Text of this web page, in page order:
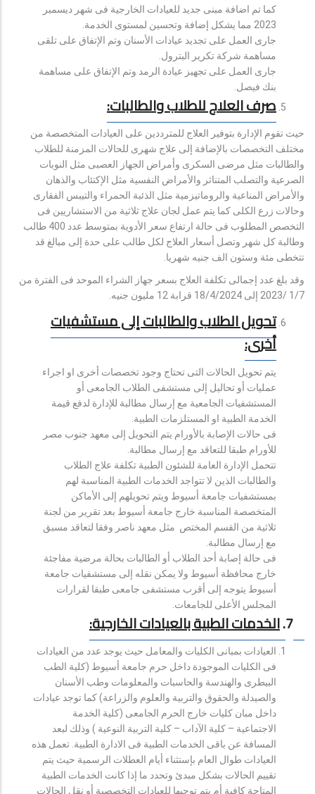
كما تم اضافة مبنى جديد للعيادات الخارجية فى شهر ديسمبر
2023 مما يشكل إضافة وتحسين لمستوى الخدمة.
جارى العمل على تجديد عيادات الأسنان وتم الإتفاق على تلقى
مساهمة شركة تكرير البترول.
جارى العمل على تجهيز عيادة الرمد وتم الإتفاق على مساهمة
بنك فيصل.
صرف العلاج للطلاب والطالبات:
حيث تقوم الإدارة بتوفير العلاج للمترددين على العيادات المتخصصة من
مختلف التخصصات بالإضافة إلى علاج شهرى للحالات المزمنة للطلاب
والطالبات مثل مرضى السكرى وأمراض الجهاز العصبى مثل النوبات
الصرعية والتصلب المتناثر والأمراض النفسية مثل الإكتئاب والذهان
والأمراض المناعية والروماتيزمية مثل الذئبة الحمراء والتيبس الفقارى
وحالات زرع الكلى كما يتم عمل لجان علاج ثلاثية من الاستشاريين فى
التخصص المطلوب فى حالة ارتفاع سعر الأدوية بمتوسط عدد 400 طالب
وطالبة كل شهر وتصل أسعار العلاج لكل طالب على حدة إلى مبالغ قد
تتخطى مئة وستون الف جنيه شهريا.
وقد بلغ عدد إجمالى تكلفة العلاج بسعر جهاز الشراء الموحد فى الفترة من
1/7 /2023 إلى 18/4/2024 قرابة 12 مليون جنيه.
تحويل الطلاب والطالبات إلى مستشفيات
أخرى:
يتم تحويل الحالات التى تحتاج وجود تخصصات أخرى او اجراء
عمليات أو تحاليل إلى مستشفى الطلاب الجامعى أو
المستشفيات الجامعية مع إرسال مطالبة للإدارة لدفع قيمة
الخدمة الطبية او المستلزمات الطبية.
فى حالات الإصابة بالأورام يتم التحويل إلى معهد جنوب مصر
للأورام طبقا للتعاقد مع إرسال مطالبة.
تتحمل الإدارة العامة للشئون الطبية تكلفة علاج الطلاب
والطالبات الذين لا تتواجد الخدمات الطبية المناسبة لهم
بمستشفيات جامعة أسيوط ويتم تحويلهم إلى الأماكن
المتخصصة المناسبة خارج جامعة أسيوط بعد تقرير من لجنة
ثلاثية من القسم المختص مثل معهد ناصر وفقا لتعاقد مسبق
مع إرسال مطالبة.
فى حالة إصابة أحد الطلاب أو الطالبات بحالة مرضية مفاجئة
خارج محافظة أسيوط ولا يمكن نقله إلى مستشفيات جامعة
أسيوط يتوجه إلى أقرب مستشفى جامعى طبقا لقرارات
المجلس الأعلى للجامعات.
7
.الخدمات الطبية بالعيادات الخارجية:
العيادات بمبانى الكليات والمعامل حيث يوجد عدد من العيادات
فى الكليات الموجودة داخل حرم جامعة أسيوط (كلية الطب
البيطرى والهندسة والحاسبات والمعلومات وطب الأسنان
والصيدلة والحقوق والتربية والعلوم والزراعة) كما توجد عيادات
داخل مبان كليات خارج الحرم الجامعى (كلية الخدمة
الاجتماعية – كلية الآداب – كلية التربية النوعية ) وذلك لبعد
المسافة عن باقى الخدمات الطبية فى الادارة الطبية. تعمل هذه
العيادات طوال العام بإستثناء أيام العطلات الرسمية حيث يتم
تقييم الحالات بشكل مبدئ وتحدد ما إذا كانت الخدمات الطبية
المتاحة كافية أم يتم توجيها للعيادات التخصصية أو نقل الحالات